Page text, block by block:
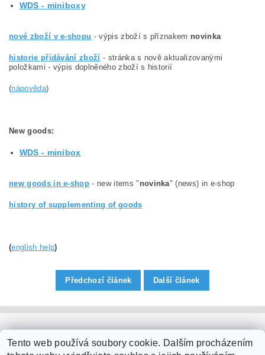
WDS - miniboxy
nové zboží v e-shopu - výpis zboží s příznakem novinka
historie přidávání zboží - stránka s nově aktualizovanými
položkami - výpis doplněného zboží s historií
(nápověda)
New goods:
WDS - minibox
new goods in e-shop - new items " novinka" (news) in e-shop
history of supplementing of goods
(english help)
Předchozí článek Další článek
Tento web používá soubory cookie. Dalším procházením